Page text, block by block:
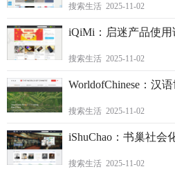
搜索生活 2025-11-02
iQiMi：启迷产品使用
搜索生活 2025-11-02
WorldofChinese：汉
搜索生活 2025-11-02
iShuChao：书巢社会
搜索生活 2025-11-02